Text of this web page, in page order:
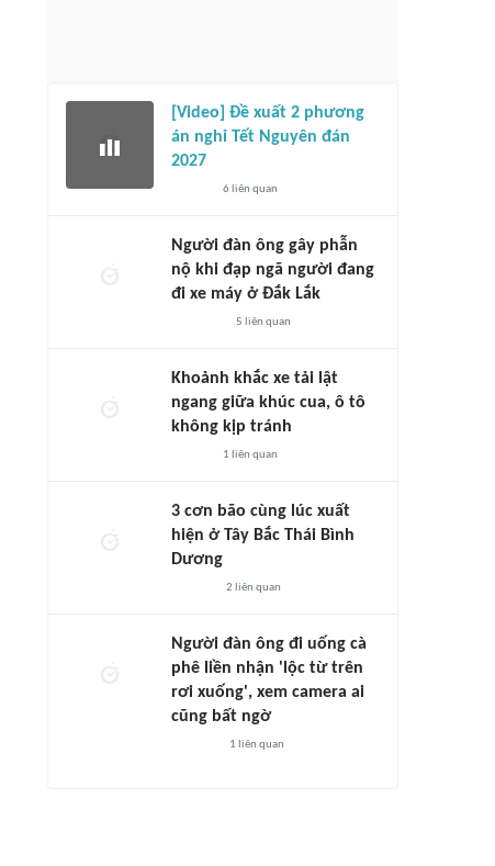
[Video] Đề xuất 2 phương
án nghỉ Tết Nguyên đán
2027
6 liên quan
Người đàn ông gây phẫn
nộ khi đạp ngã người đang
đi xe máy ở Đắk Lắk
5 liên quan
Khoảnh khắc xe tải lật
ngang giữa khúc cua, ô tô
không kịp tránh
1 liên quan
3 cơn bão cùng lúc xuất
hiện ở Tây Bắc Thái Bình
Dương
2 liên quan
Người đàn ông đi uống cà
phê liền nhận 'lộc từ trên
rơi xuống', xem camera ai
cũng bất ngờ
1 liên quan